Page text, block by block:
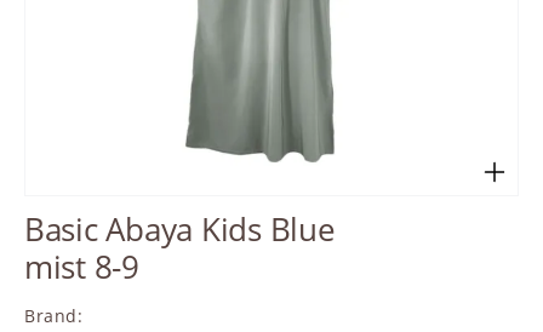
Basic Abaya Kids Blue
mist 8-9
Brand: